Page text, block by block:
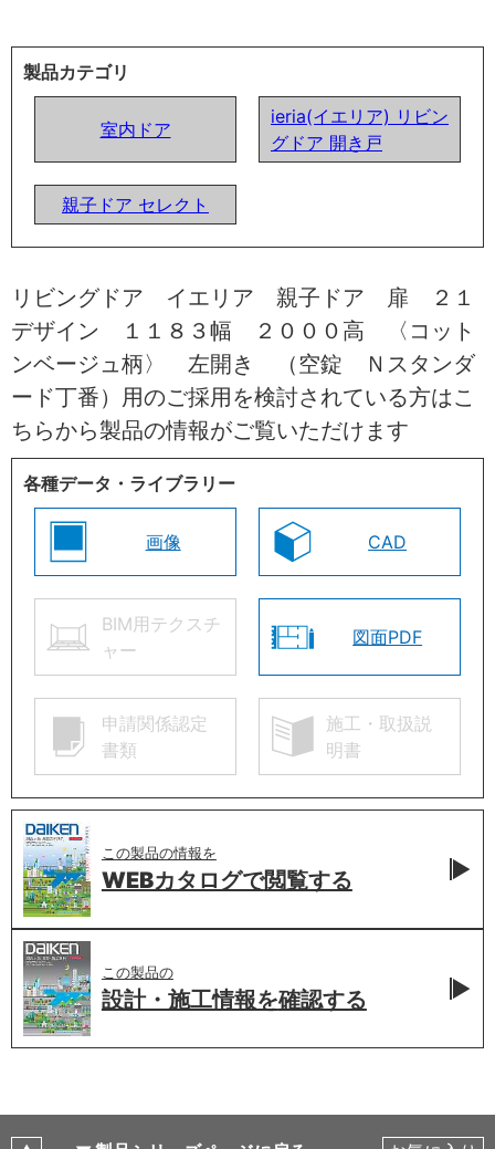
製品カテゴリ
室内ドア
ieria(イエリア) リビン
グドア 開き戸
親子ドア セレクト
リビングドア イエリア 親子ドア 扉 ２１
デザイン １１８３幅 ２０００高 〈コット
ンベージュ柄〉 左開き （空錠 Ｎスタンダ
ード丁番）用のご採用を検討されている方はこ
ちらから製品の情報がご覧いただけます
各種データ・ライブラリー
画像 CAD
BIM用テクスチ
ャー
図面PDF
申請関係認定
書類
施工・取扱説
明書
この製品の情報を
WEBカタログで閲覧する
この製品の
設計・施工情報を確認する